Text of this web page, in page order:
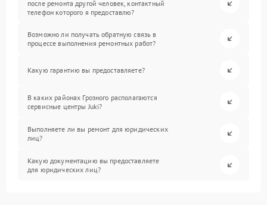
после ремонта другой человек, контактный
телефон которого я предоставлю?
Возможно ли получать обратную связь в
процессе выполнения ремонтных работ?
Какую гарантию вы предоставляете?
В каких районах Грозного располагаются
сервисные центры Juki?
Выполняете ли вы ремонт для юридических
лиц?
Какую документацию вы предоставляете
для юридических лиц?